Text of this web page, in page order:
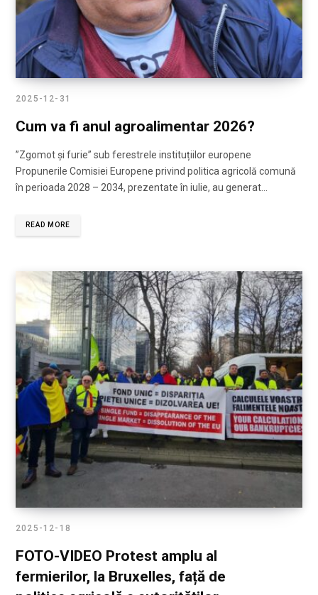
2025-12-31
Cum va fi anul agroalimentar 2026?
”Zgomot și furie” sub ferestrele instituțiilor europene
Propunerile Comisiei Europene privind politica agricolă comună
în perioada 2028 – 2034, prezentate în iulie, au generat…
READ MORE
2025-12-18
FOTO-VIDEO Protest amplu al
fermierilor, la Bruxelles, față de